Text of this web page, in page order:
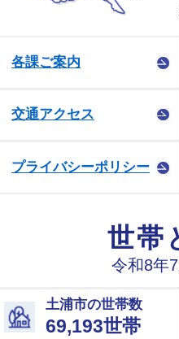
各課ご案内
交通アクセス
プライバシーポリシー